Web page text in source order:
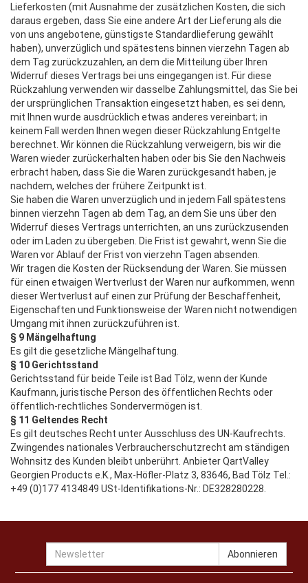
Lieferkosten (mit Ausnahme der zusätzlichen Kosten, die sich
daraus ergeben, dass Sie eine andere Art der Lieferung als die
von uns angebotene, günstigste Standardlieferung gewählt
haben), unverzüglich und spätestens binnen vierzehn Tagen ab
dem Tag zurückzuzahlen, an dem die Mitteilung über Ihren
Widerruf dieses Vertrags bei uns eingegangen ist. Für diese
Rückzahlung verwenden wir dasselbe Zahlungsmittel, das Sie bei
der ursprünglichen Transaktion eingesetzt haben, es sei denn,
mit Ihnen wurde ausdrücklich etwas anderes vereinbart; in
keinem Fall werden Ihnen wegen dieser Rückzahlung Entgelte
berechnet. Wir können die Rückzahlung verweigern, bis wir die
Waren wieder zurückerhalten haben oder bis Sie den Nachweis
erbracht haben, dass Sie die Waren zurückgesandt haben, je
nachdem, welches der frühere Zeitpunkt ist.
Sie haben die Waren unverzüglich und in jedem Fall spätestens
binnen vierzehn Tagen ab dem Tag, an dem Sie uns über den
Widerruf dieses Vertrags unterrichten, an uns zurückzusenden
oder im Laden zu übergeben. Die Frist ist gewahrt, wenn Sie die
Waren vor Ablauf der Frist von vierzehn Tagen absenden.
Wir tragen die Kosten der Rücksendung der Waren. Sie müssen
für einen etwaigen Wertverlust der Waren nur aufkommen, wenn
dieser Wertverlust auf einen zur Prüfung der Beschaffenheit,
Eigenschaften und Funktionsweise der Waren nicht notwendigen
Umgang mit ihnen zurückzuführen ist.
§ 9 Mängelhaftung
Es gilt die gesetzliche Mängelhaftung.
§ 10 Gerichtsstand
Gerichtsstand für beide Teile ist Bad Tölz, wenn der Kunde
Kaufmann, juristische Person des öffentlichen Rechts oder
öffentlich-rechtliches Sondervermögen ist.
§ 11 Geltendes Recht
Es gilt deutsches Recht unter Ausschluss des UN-Kaufrechts.
Zwingendes nationales Verbraucherschutzrecht am ständigen
Wohnsitz des Kunden bleibt unberührt. Anbieter QartValley
Georgien Products e.K., Max-Höfler-Platz 3, 83646, Bad Tölz Tel.:
+49 (0)177 4134849 USt-Identifikations-Nr.: DE328280228.
Newsletter Abonnieren